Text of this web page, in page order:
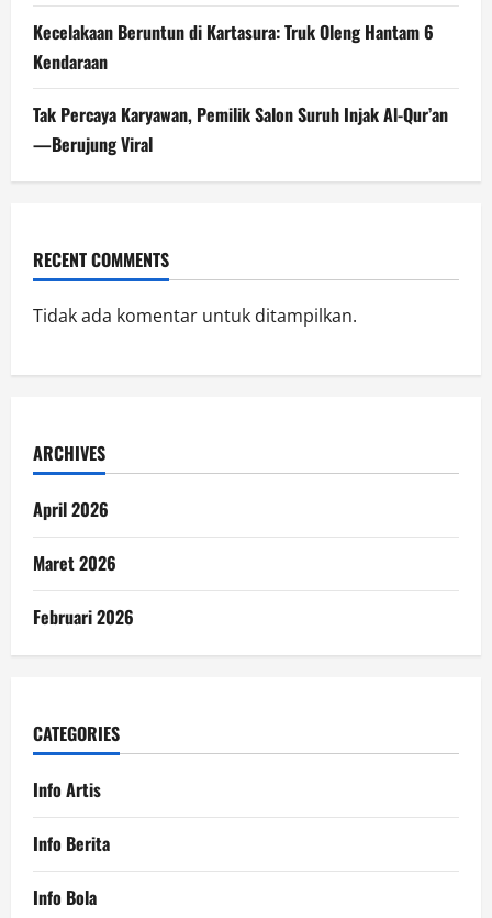
Kecelakaan Beruntun di Kartasura: Truk Oleng Hantam 6
Kendaraan
Tak Percaya Karyawan, Pemilik Salon Suruh Injak Al-Qur’an
—Berujung Viral
RECENT COMMENTS
Tidak ada komentar untuk ditampilkan.
ARCHIVES
April 2026
Maret 2026
Februari 2026
CATEGORIES
Info Artis
Info Berita
Info Bola